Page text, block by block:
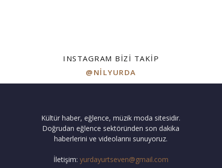
INSTAGRAM BIZI TAKIP
@NILYURDA
Kültür haber, eğlence, müzik moda sitesidir.
Doğrudan eğlence sektöründen son dakika
haberlerini ve videolarını sunuyoruz.
İletişim: yurdayurtseven@gmail.com